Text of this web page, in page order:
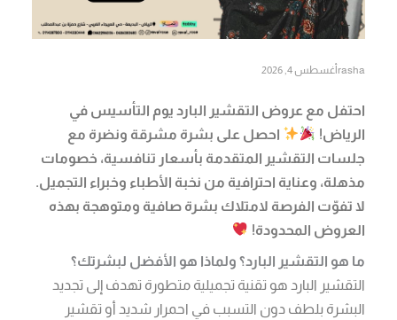
rasha أغسطس 4, 2026
احتفل مع عروض التقشير البارد يوم التأسيس في
الرياض!
احصل على بشرة مشرقة ونضرة مع
جلسات التقشير المتقدمة بأسعار تنافسية، خصومات
مذهلة، وعناية احترافية من نخبة الأطباء وخبراء التجميل.
لا تفوّت الفرصة لامتلاك بشرة صافية ومتوهجة بهذه
العروض المحدودة!
ما هو التقشير البارد؟ ولماذا هو الأفضل لبشرتك؟
التقشير البارد هو تقنية تجميلية متطورة تهدف إلى تجديد
البشرة بلطف دون التسبب في احمرار شديد أو تقشير